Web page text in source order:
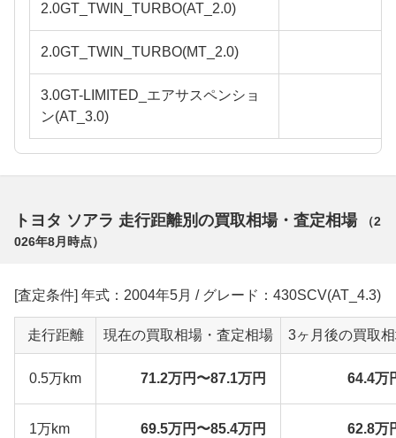
2.0GT_TWIN_TURBO(AT_2.0)
2.0GT_TWIN_TURBO(MT_2.0)
3.0GT-LIMITED_エアサスペンショ
ン(AT_3.0)
トヨタ ソアラ 走行距離別の買取相場・査定相場 （2
026年8月 時点）
[査定条件] 年式：2004年5月 / グレード：430SCV(AT_4.3)
走行距離 現在の買取相場・査定相場 3ヶ月後の買取
0.5万km 71.2万円〜87.1万円 64.4万
1万km 69.5万円〜85.4万円 62.8万